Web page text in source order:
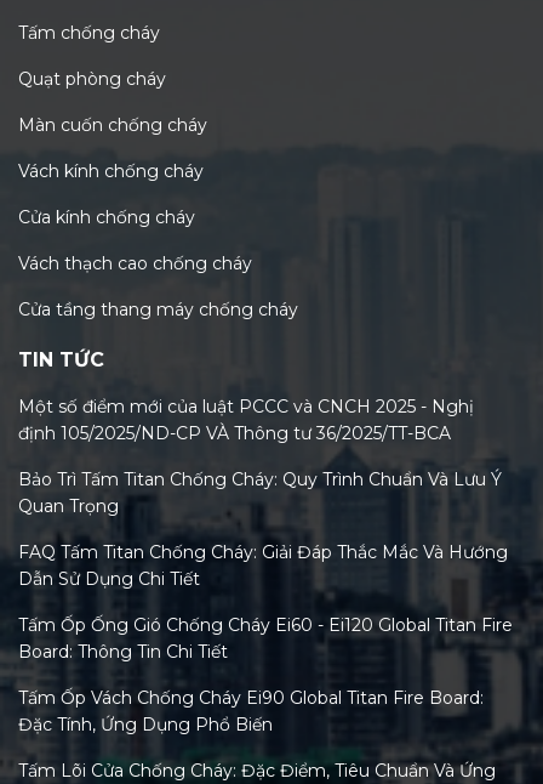
Tấm chống cháy
Quạt phòng cháy
Màn cuốn chống cháy
Vách kính chống cháy
Cửa kính chống cháy
Vách thạch cao chống cháy
Cửa tầng thang máy chống cháy
TIN TỨC
Một số điểm mới của luật PCCC và CNCH 2025 - Nghị
định 105/2025/ND-CP VÀ Thông tư 36/2025/TT-BCA
Bảo Trì Tấm Titan Chống Cháy: Quy Trình Chuẩn Và Lưu Ý
Quan Trọng
FAQ Tấm Titan Chống Cháy: Giải Đáp Thắc Mắc Và Hướng
Dẫn Sử Dụng Chi Tiết
Tấm Ốp Ống Gió Chống Cháy Ei60 - Ei120 Global Titan Fire
Board: Thông Tin Chi Tiết
Tấm Ốp Vách Chống Cháy Ei90 Global Titan Fire Board:
Đặc Tính, Ứng Dụng Phổ Biến
Tấm Lõi Cửa Chống Cháy: Đặc Điểm, Tiêu Chuẩn Và Ứng